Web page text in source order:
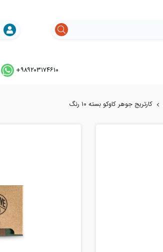
+۹۸۹۲۰۳۱۷۴۶۱۰
کارتریج جوهر کاوکو بسته ۱۰ رنگ